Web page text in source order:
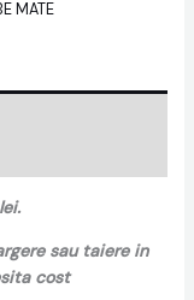
MATE
sau taiere in
cost